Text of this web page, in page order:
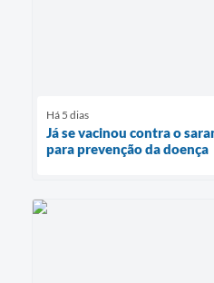
Há 5 dias
Já se vacinou contra o
para prevenção da doença